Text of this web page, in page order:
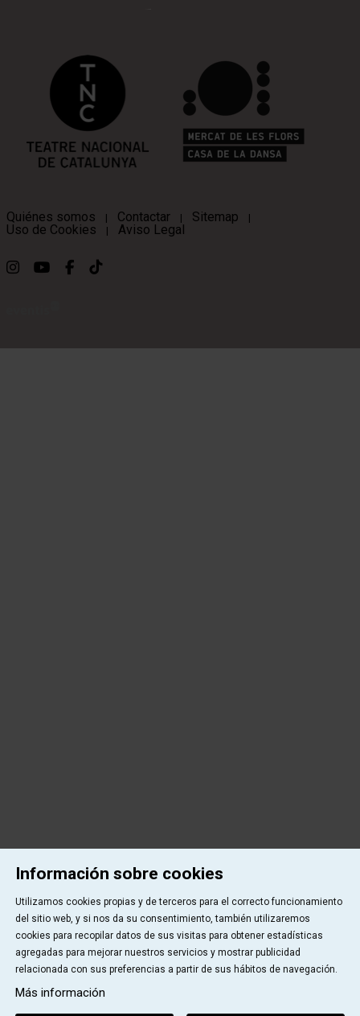
Quiénes somos | Contactar | Sitemap |
Uso de Cookies | Aviso Legal
Link a instagram
Link a youtube
Link a facebook
Link a ticktok
Información sobre cookies
Utilizamos cookies propias y de terceros para el correcto funcionamiento
del sitio web, y si nos da su consentimiento, también utilizaremos
cookies para recopilar datos de sus visitas para obtener estadísticas
agregadas para mejorar nuestros servicios y mostrar publicidad
relacionada con sus preferencias a partir de sus hábitos de navegación.
Más información